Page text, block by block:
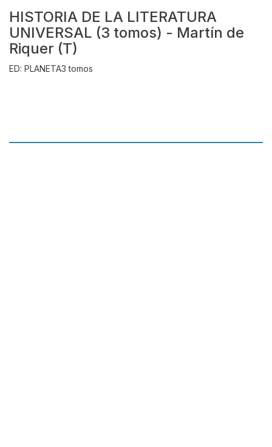
HISTORIA DE LA LITERATURA
UNIVERSAL (3 tomos) - Martín de
Riquer (T)
ED: PLANETA3 tomos